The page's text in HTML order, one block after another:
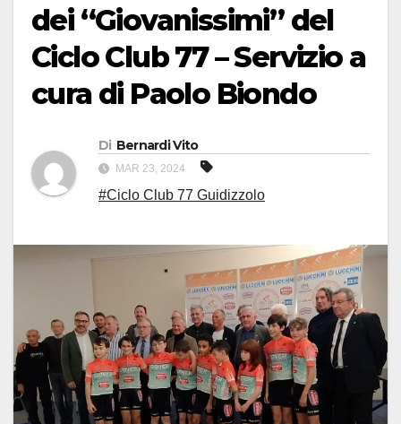
dei “Giovanissimi” del
Ciclo Club 77 – Servizio a
cura di Paolo Biondo
Di Bernardi Vito
MAR 23, 2024
#Ciclo Club 77 Guidizzolo